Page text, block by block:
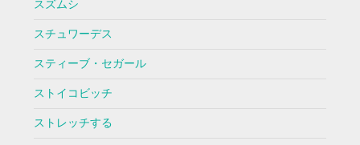
スズムシ
スチュワーデス
スティーブ・セガール
ストイコビッチ
ストレッチする